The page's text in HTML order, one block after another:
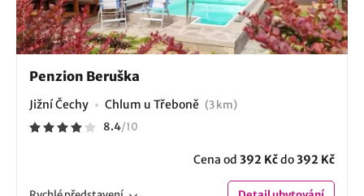
Penzion Beruška
Jižní Čechy Chlum u Třeboně (3 km)
8.4/10
Cena od 392 Kčdo392 Kč